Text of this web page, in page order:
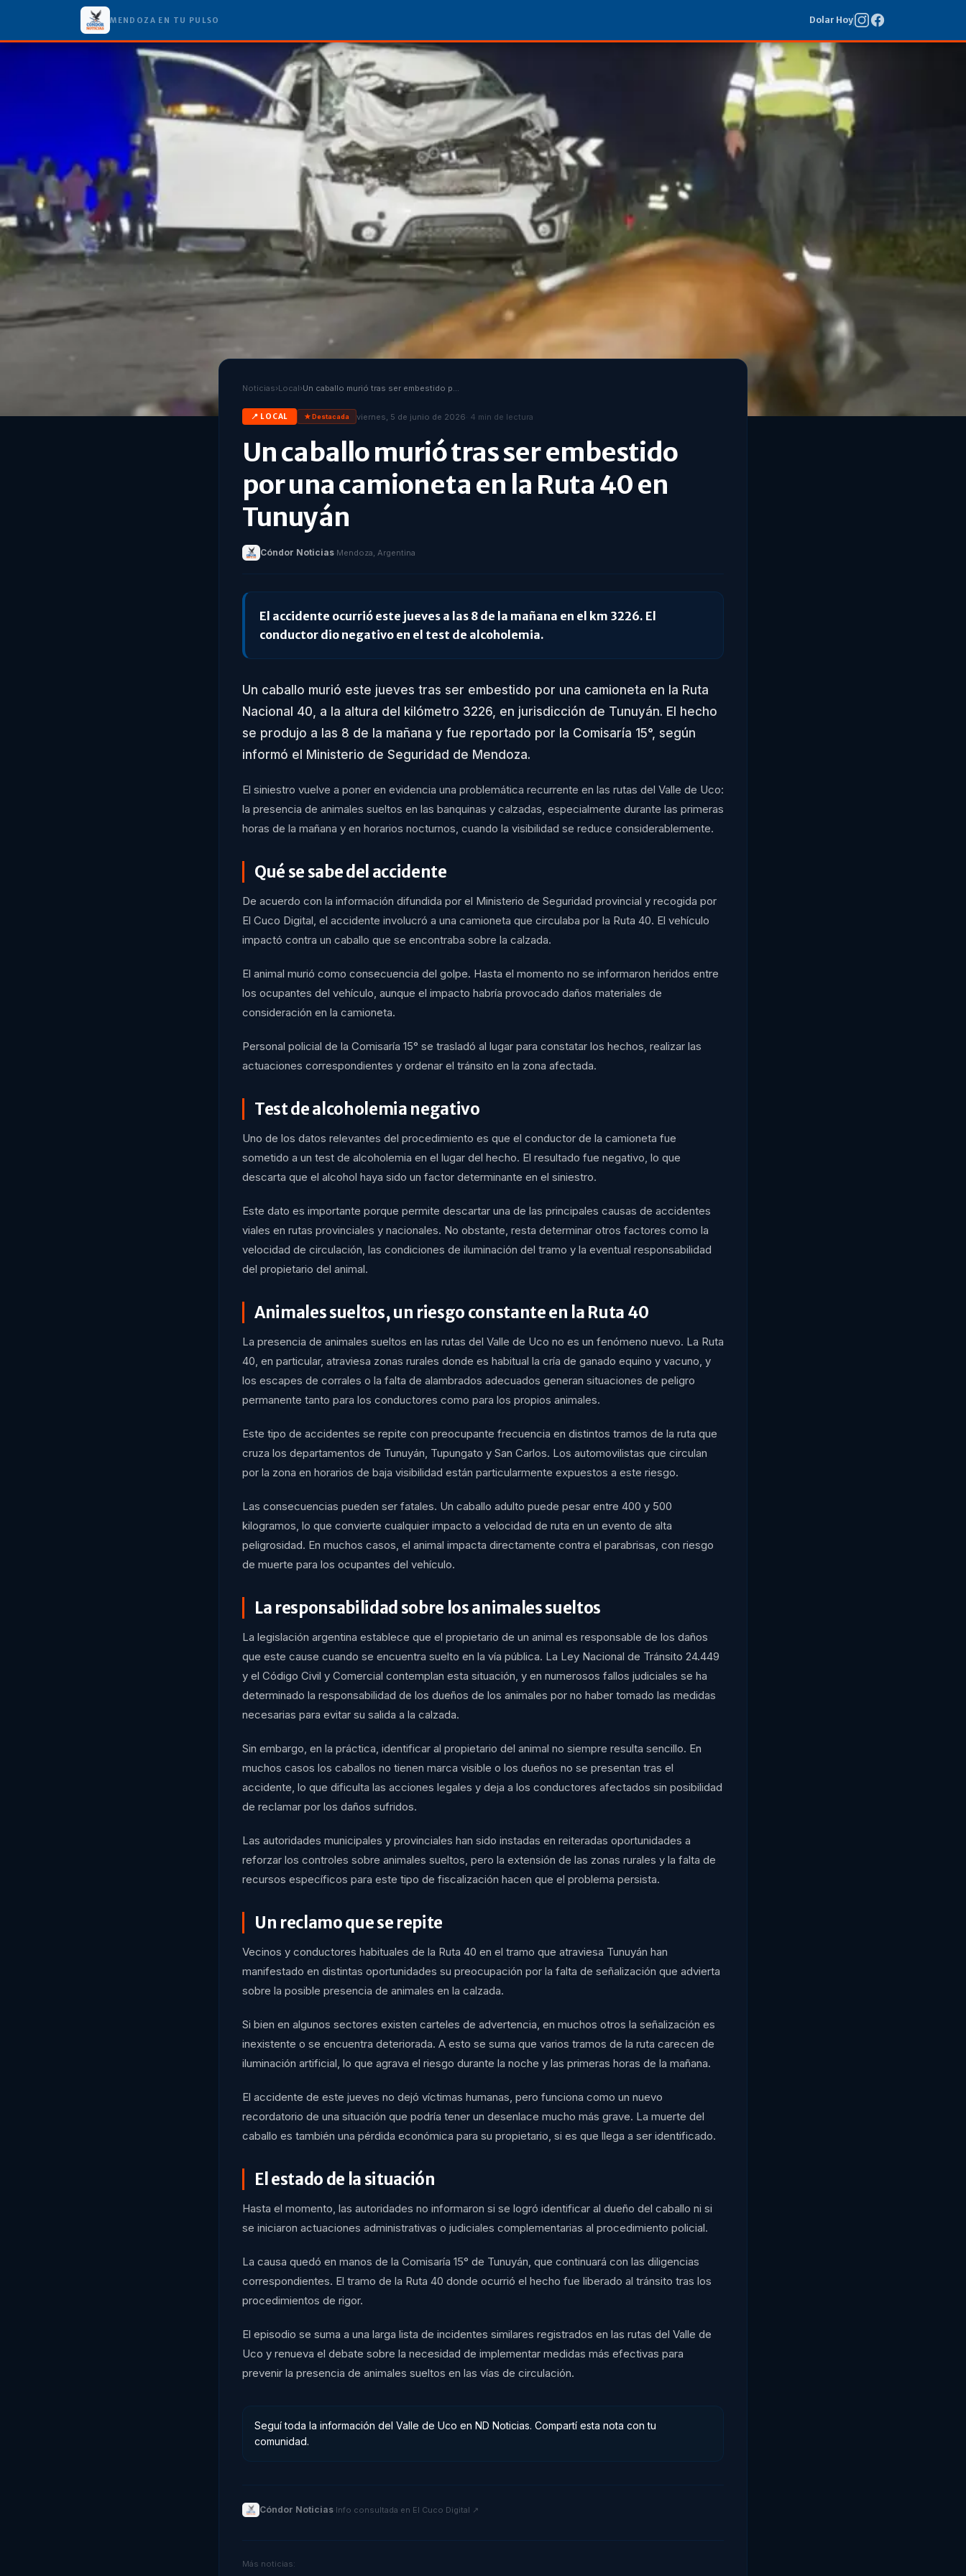
MENDOZA EN TU PULSO Dolar Hoy
Noticias›Local› Un caballo murió tras ser embestido por una camioneta en la Ruta 40 en Tunuyán
📍 LOCAL ★ Destacada viernes, 5 de junio de 2026· 4 min de lectura
Un caballo murió tras ser embestido
por una camioneta en la Ruta 40 en
Tunuyán
Cóndor Noticias·Mendoza, Argentina
El accidente ocurrió este jueves a las 8 de la mañana en el km 3226. El
conductor dio negativo en el test de alcoholemia.
Un caballo murió este jueves tras ser embestido por una camioneta en la Ruta
Nacional 40, a la altura del kilómetro 3226, en jurisdicción de Tunuyán. El hecho
se produjo a las 8 de la mañana y fue reportado por la Comisaría 15°, según
informó el Ministerio de Seguridad de Mendoza.
El siniestro vuelve a poner en evidencia una problemática recurrente en las rutas del Valle de Uco:
la presencia de animales sueltos en las banquinas y calzadas, especialmente durante las primeras
horas de la mañana y en horarios nocturnos, cuando la visibilidad se reduce considerablemente.
Qué se sabe del accidente
De acuerdo con la información difundida por el Ministerio de Seguridad provincial y recogida por
El Cuco Digital, el accidente involucró a una camioneta que circulaba por la Ruta 40. El vehículo
impactó contra un caballo que se encontraba sobre la calzada.
El animal murió como consecuencia del golpe. Hasta el momento no se informaron heridos entre
los ocupantes del vehículo, aunque el impacto habría provocado daños materiales de
consideración en la camioneta.
Personal policial de la Comisaría 15° se trasladó al lugar para constatar los hechos, realizar las
actuaciones correspondientes y ordenar el tránsito en la zona afectada.
Test de alcoholemia negativo
Uno de los datos relevantes del procedimiento es que el conductor de la camioneta fue
sometido a un test de alcoholemia en el lugar del hecho. El resultado fue negativo, lo que
descarta que el alcohol haya sido un factor determinante en el siniestro.
Este dato es importante porque permite descartar una de las principales causas de accidentes
viales en rutas provinciales y nacionales. No obstante, resta determinar otros factores como la
velocidad de circulación, las condiciones de iluminación del tramo y la eventual responsabilidad
del propietario del animal.
Animales sueltos, un riesgo constante en la Ruta 40
La presencia de animales sueltos en las rutas del Valle de Uco no es un fenómeno nuevo. La Ruta
40, en particular, atraviesa zonas rurales donde es habitual la cría de ganado equino y vacuno, y
los escapes de corrales o la falta de alambrados adecuados generan situaciones de peligro
permanente tanto para los conductores como para los propios animales.
Este tipo de accidentes se repite con preocupante frecuencia en distintos tramos de la ruta que
cruza los departamentos de Tunuyán, Tupungato y San Carlos. Los automovilistas que circulan
por la zona en horarios de baja visibilidad están particularmente expuestos a este riesgo.
Las consecuencias pueden ser fatales. Un caballo adulto puede pesar entre 400 y 500
kilogramos, lo que convierte cualquier impacto a velocidad de ruta en un evento de alta
peligrosidad. En muchos casos, el animal impacta directamente contra el parabrisas, con riesgo
de muerte para los ocupantes del vehículo.
La responsabilidad sobre los animales sueltos
La legislación argentina establece que el propietario de un animal es responsable de los daños
que este cause cuando se encuentra suelto en la vía pública. La Ley Nacional de Tránsito 24.449
y el Código Civil y Comercial contemplan esta situación, y en numerosos fallos judiciales se ha
determinado la responsabilidad de los dueños de los animales por no haber tomado las medidas
necesarias para evitar su salida a la calzada.
Sin embargo, en la práctica, identificar al propietario del animal no siempre resulta sencillo. En
muchos casos los caballos no tienen marca visible o los dueños no se presentan tras el
accidente, lo que dificulta las acciones legales y deja a los conductores afectados sin posibilidad
de reclamar por los daños sufridos.
Las autoridades municipales y provinciales han sido instadas en reiteradas oportunidades a
reforzar los controles sobre animales sueltos, pero la extensión de las zonas rurales y la falta de
recursos específicos para este tipo de fiscalización hacen que el problema persista.
Un reclamo que se repite
Vecinos y conductores habituales de la Ruta 40 en el tramo que atraviesa Tunuyán han
manifestado en distintas oportunidades su preocupación por la falta de señalización que advierta
sobre la posible presencia de animales en la calzada.
Si bien en algunos sectores existen carteles de advertencia, en muchos otros la señalización es
inexistente o se encuentra deteriorada. A esto se suma que varios tramos de la ruta carecen de
iluminación artificial, lo que agrava el riesgo durante la noche y las primeras horas de la mañana.
El accidente de este jueves no dejó víctimas humanas, pero funciona como un nuevo
recordatorio de una situación que podría tener un desenlace mucho más grave. La muerte del
caballo es también una pérdida económica para su propietario, si es que llega a ser identificado.
El estado de la situación
Hasta el momento, las autoridades no informaron si se logró identificar al dueño del caballo ni si
se iniciaron actuaciones administrativas o judiciales complementarias al procedimiento policial.
La causa quedó en manos de la Comisaría 15° de Tunuyán, que continuará con las diligencias
correspondientes. El tramo de la Ruta 40 donde ocurrió el hecho fue liberado al tránsito tras los
procedimientos de rigor.
El episodio se suma a una larga lista de incidentes similares registrados en las rutas del Valle de
Uco y renueva el debate sobre la necesidad de implementar medidas más efectivas para
prevenir la presencia de animales sueltos en las vías de circulación.
Seguí toda la información del Valle de Uco en ND Noticias. Compartí esta nota con tu
comunidad.
Cóndor Noticias· Info consultada en El Cuco Digital ↗
Más noticias: